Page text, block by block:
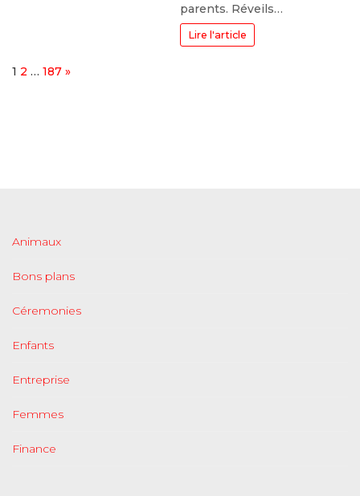
parents. Réveils…
Lire l'article
Page:
1 2 … 187 Next
»
Animaux
Bons plans
Céremonies
Enfants
Entreprise
Femmes
Finance